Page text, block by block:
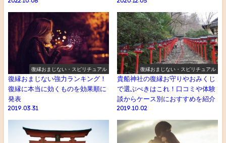
復縁おまじない・スピリチュアル
復縁おまじない強力ランキング！
復縁に本当に効くものを効果順に
発表
2019.03.31
復縁おまじない・スピリチュアル
貴船神社の復縁お守りやおみくじ
で選ぶべきはこれ！口コミや体験
談からケース別におすすめを紹介
2019.10.02